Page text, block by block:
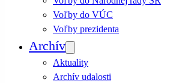
Voľby do VÚC
Voľby prezidenta
Archív
Aktuality
Archív udalosti